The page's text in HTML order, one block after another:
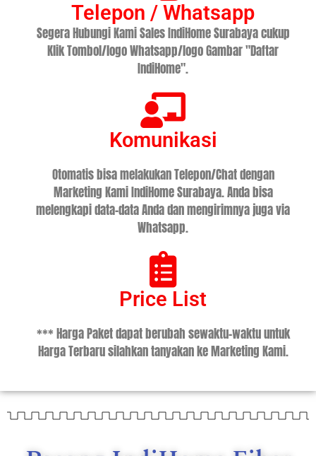
Telepon / Whatsapp
Segera Hubungi Kami Sales IndiHome Surabaya cukup
Klik Tombol/logo Whatsapp/logo Gambar "Daftar
IndiHome".
Komunikasi
Otomatis bisa melakukan Telepon/Chat dengan
Marketing Kami IndiHome Surabaya. Anda bisa
melengkapi data-data Anda dan mengirimnya juga via
Whatsapp.
Price List
*** Harga Paket dapat berubah sewaktu-waktu untuk
Harga Terbaru silahkan tanyakan ke Marketing Kami.